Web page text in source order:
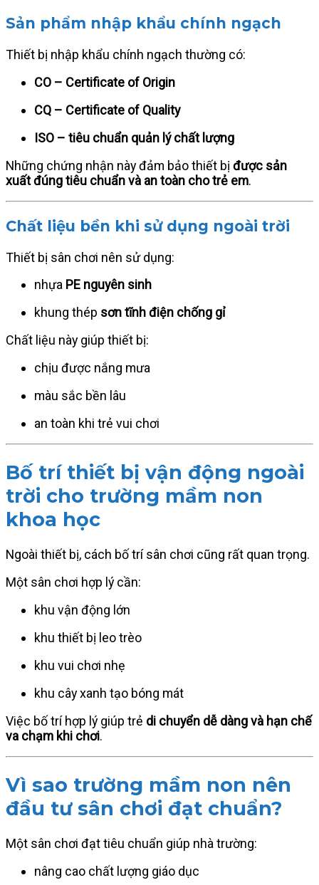
Sản phẩm nhập khẩu chính ngạch
Thiết bị nhập khẩu chính ngạch thường có:
CO – Certificate of Origin
CQ – Certificate of Quality
ISO – tiêu chuẩn quản lý chất lượng
Những chứng nhận này đảm bảo thiết bị được sản
xuất đúng tiêu chuẩn và an toàn cho trẻ em.
Chất liệu bền khi sử dụng ngoài trời
Thiết bị sân chơi nên sử dụng:
nhựa PE nguyên sinh
khung thép sơn tĩnh điện chống gỉ
Chất liệu này giúp thiết bị:
chịu được nắng mưa
màu sắc bền lâu
an toàn khi trẻ vui chơi
Bố trí thiết bị vận động ngoài
trời cho trường mầm non
khoa học
Ngoài thiết bị, cách bố trí sân chơi cũng rất quan trọng.
Một sân chơi hợp lý cần:
khu vận động lớn
khu thiết bị leo trèo
khu vui chơi nhẹ
khu cây xanh tạo bóng mát
Việc bố trí hợp lý giúp trẻ di chuyển dễ dàng và hạn chế
va chạm khi chơi.
Vì sao trường mầm non nên
đầu tư sân chơi đạt chuẩn?
Một sân chơi đạt tiêu chuẩn giúp nhà trường:
nâng cao chất lượng giáo dục